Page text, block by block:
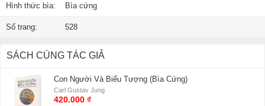
Hình thức bìa: Bìa cứng
Số trang: 528
SÁCH CÙNG TÁC GIẢ
Con Người Và Biểu Tượng (Bìa Cứng)
Carl Gustav Jung
420.000 ₫